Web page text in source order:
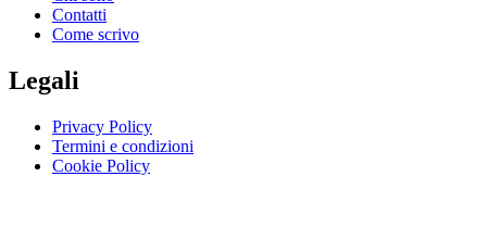
Contatti
Come scrivo
Legali
Privacy Policy
Termini e condizioni
Cookie Policy